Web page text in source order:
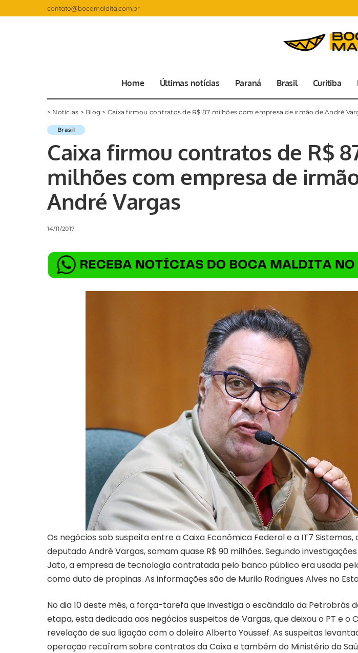
contato@bocamaldita.com.br
Home Últimas notícias Paraná Brasil Curitiba
> Notícias > Blog > Caixa firmou contratos de R$ 87 milhões com empresa de irmão de André
Brasil
Caixa firmou contratos de R$
milhões com empresa de
André Vargas
14/11/2017
Os negócios sob suspeita entre a Caixa Econômica Federal e a IT7
deputado André Vargas, somam quase R$ 90 milhões. Segundo
Jato, a empresa de tecnologia contratada pelo banco público era usada
como duto de propinas. As informações são de Murilo Rodrigues Alves no
No dia 10 deste mês, a força-tarefa que investiga o escândalo da Petrobrás
etapa, esta dedicada aos negócios suspeitos de Vargas, que deixou o PT e o
revelação de sua ligação com o doleiro Alberto Youssef. As suspeitas
operação recaíram sobre contratos da Caixa e também do Ministério da